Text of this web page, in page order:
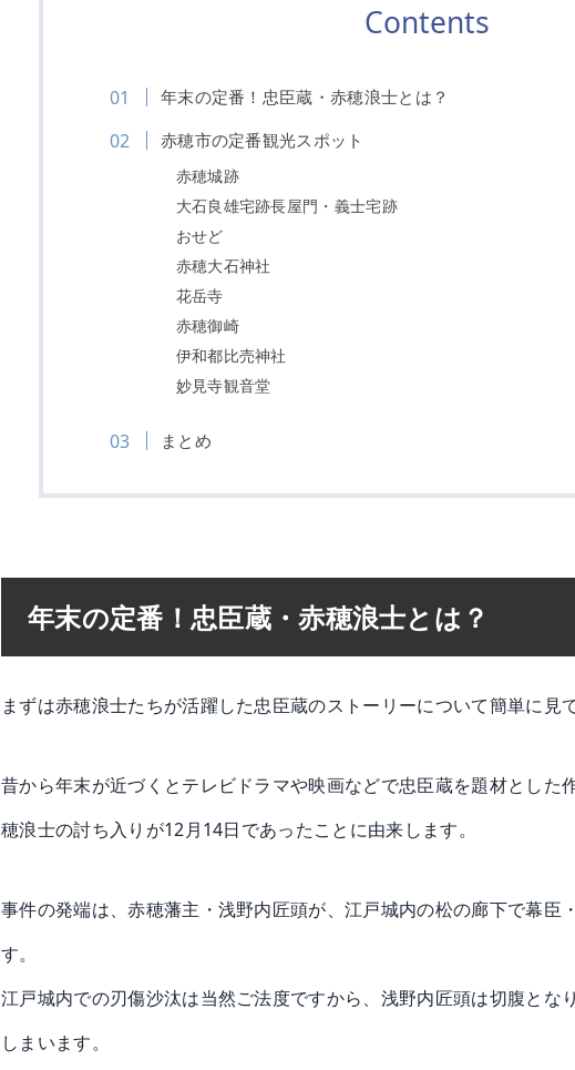
Contents
年末の定番！忠臣蔵・赤穂浪士とは？
赤穂市の定番観光スポット
赤穂城跡
大石良雄宅跡長屋門・義士宅跡
おせど
赤穂大石神社
花岳寺
赤穂御崎
伊和都比売神社
妙見寺観音堂
まとめ
年末の定番！忠臣蔵・赤穂浪士とは？
まずは赤穂浪士たちが活躍した忠臣蔵のストーリーについて簡単に見
昔から年末が近づくとテレビドラマや映画などで忠臣蔵を題材とした
穂浪士の討ち入りが12月14日であったことに由来します。
事件の発端は、赤穂藩主・浅野内匠頭が、江戸城内の松の廊下で幕臣
す。
江戸城内での刃傷沙汰は当然ご法度ですから、浅野内匠頭は切腹とな
しまいます。